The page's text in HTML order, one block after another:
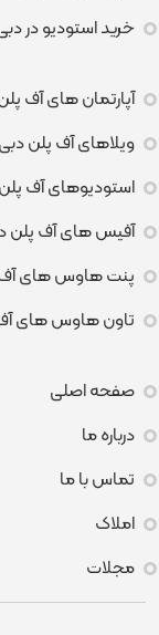
خرید استودیو در
آپارتمان های آف
ویلاهای آف پلن دبی
استودیوهای آف
آفیس های آف پلن
پنت هاوس های آف
تاون هاوس های
صفحه اصلی
درباره ما
تماس با ما
املاک
مجلات